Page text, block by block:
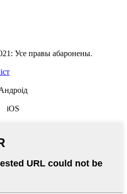
Усе правы абаронены.
iOS